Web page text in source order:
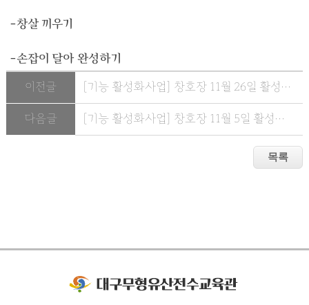
-창살 끼우기
-손잡이 달아 완성하기
이전글 [기능 활성화사업] 창호장 11월 26일 활성화 수업
다음글 [기능 활성화사업] 창호장 11월 5일 활성화 수업